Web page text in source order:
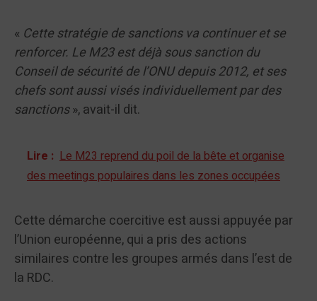
« Cette stratégie de sanctions va continuer et se
renforcer. Le M23 est déjà sous sanction du
Conseil de sécurité de l’ONU depuis 2012, et ses
chefs sont aussi visés individuellement par des
sanctions», avait-il dit.
Lire : Le M23 reprend du poil de la bête et organise
des meetings populaires dans les zones occupées
Cette démarche coercitive est aussi appuyée par
l’Union européenne, qui a pris des actions
similaires contre les groupes armés dans l’est de
la RDC.